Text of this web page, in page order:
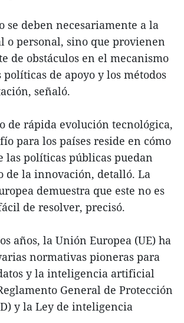
se deben necesariamente a la
o personal, sino que provienen
de obstáculos en el mecanismo
políticas de apoyo y los métodos
señaló.
de rápida evolución tecnológica,
para los países reside en cómo
las políticas públicas puedan
de la innovación, detalló. La
demuestra que este no es
de resolver, precisó.
años, la Unión Europea (UE) ha
normativas pioneras para
y la inteligencia artificial
General de Protección
y la Ley de inteligencia